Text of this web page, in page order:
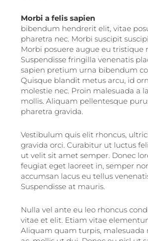
Morbi a felis sapien
bibendum hendrerit elit, vitae
pharetra nec. Morbi suscipit
Morbi posuere augue eu tristique
Suspendisse fringilla venenatis
sapien pretium urna bibendum
Quisque blandit metus arcu, id
molestie nec. Proin malesuada a
mollis. Aliquam pellentesque
pharetra gravida.
Vestibulum quis elit rhoncus,
gravida orci. Curabitur ut luctus
ut velit sit amet semper. Donec
feugiat eget laoreet in, semper
accumsan lacus eu tellus
Suspendisse at mauris.
Nulla vel ante eu leo rhoncus
vitae et elit. Etiam vitae
Aliquam quam turpis, malesuada